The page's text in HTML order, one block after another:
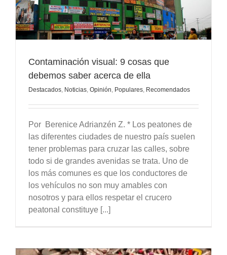
Contaminación visual: 9 cosas que
debemos saber acerca de ella
Destacados, Noticias, Opinión, Populares, Recomendados
Por Berenice Adrianzén Z. * Los peatones de
las diferentes ciudades de nuestro país suelen
tener problemas para cruzar las calles, sobre
todo si de grandes avenidas se trata. Uno de
los más comunes es que los conductores de
los vehículos no son muy amables con
nosotros y para ellos respetar el crucero
peatonal constituye [...]